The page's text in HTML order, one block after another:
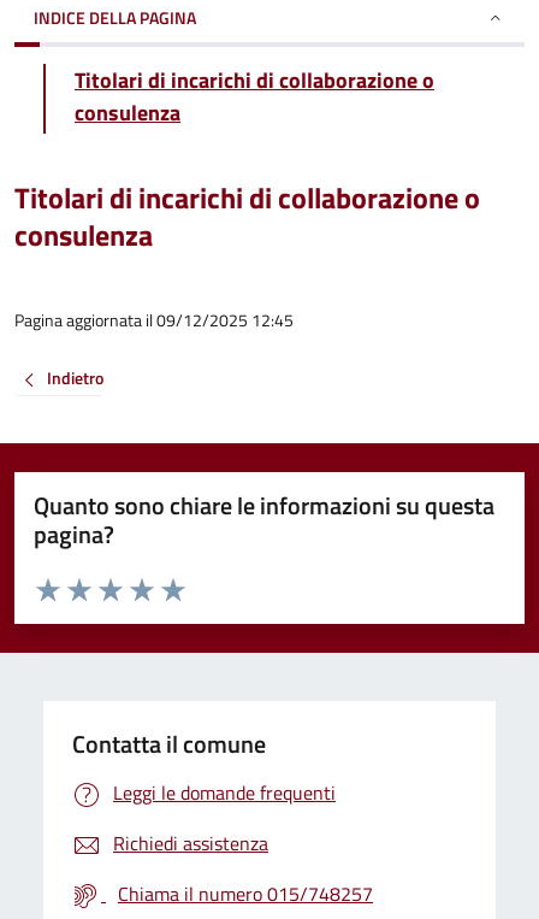
INDICE DELLA PAGINA
Titolari di incarichi di collaborazione o
consulenza
Titolari di incarichi di collaborazione o
consulenza
Pagina aggiornata il 09/12/2025 12:45
Indietro
Quanto sono chiare le informazioni su questa
pagina?
Valuta da 1 a 5 stelle la pagina
Valuta 5 stelle su 5
Valuta 4 stelle su 5
Valuta 3 stelle su 5
Valuta 2 stelle su 5
Valuta 1 stelle su 5
Contatta il comune
Leggi le domande frequenti
Richiedi assistenza
Chiama il numero 015/748257